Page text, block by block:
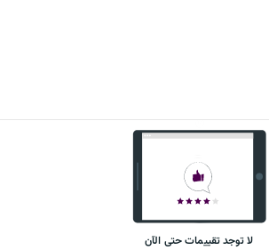
لا توجد تقييمات حتى الآن